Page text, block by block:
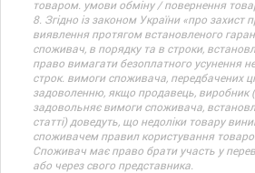
товаром. умови обміну / повернення
8. Згідно із законом України «про захист
виявлення протягом встановленого
споживач, в порядку та в строки,
право вимагати безоплатного усунення
строк. вимоги споживача, передбачених
задоволенню, якщо продавець, виробник
задовольняє вимоги споживача,
статті) доведуть, що недоліки товару
споживачем правил користування
Споживач має право брати участь у
або через свого представника.